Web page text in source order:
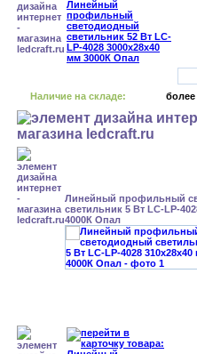
Наличие на складе: более
Линейный профильный
светильник 5 Вт LC-LP-
4000К Опал